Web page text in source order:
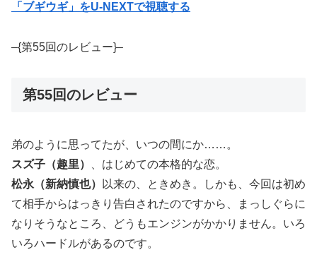
「ブギウギ」をU-NEXTで視聴する
–{第55回のレビュー}–
第55回のレビュー
弟のように思ってたが、いつの間にか……。
スズ子（趣里）
、はじめての本格的な恋。
松永（新納慎也）
以来の、ときめき。しかも、今回は初め
て相手からはっきり告白されたのですから、まっしぐらに
なりそうなところ、どうもエンジンがかかりません。いろ
いろハードルがあるのです。